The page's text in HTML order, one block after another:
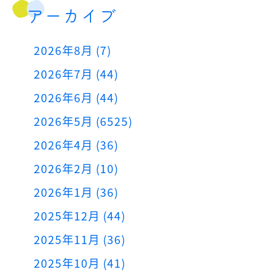
アーカイブ
2026年8月 (7)
2026年7月 (44)
2026年6月 (44)
2026年5月 (6525)
2026年4月 (36)
2026年2月 (10)
2026年1月 (36)
2025年12月 (44)
2025年11月 (36)
2025年10月 (41)